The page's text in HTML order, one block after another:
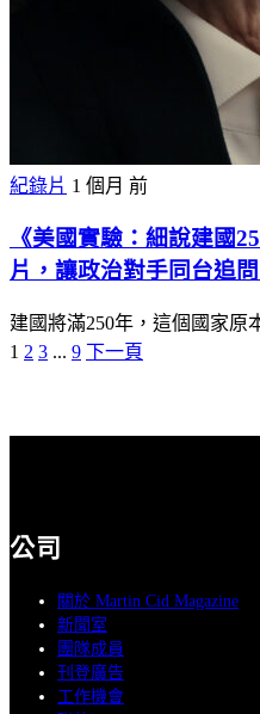
紀錄片 1 個月 前
《美國實驗：細說建國
片，讓政治對手同台追
建國將滿250年，這個國家原
文
分
1 2 3 ... 9 下一頁
公司
關於 Martin Cid Magazine
新聞室
團隊成員
刊登廣告
工作機會